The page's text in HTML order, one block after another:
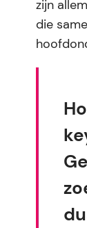
zijn
die